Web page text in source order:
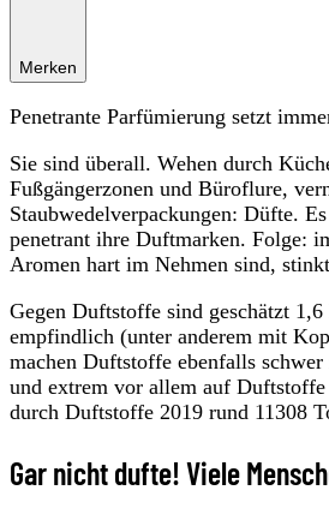
Merken
Penetrante Parfümierung setzt
Sie sind überall. Wehen durch
Fußgängerzonen und Büroflure,
Staubwedelverpackungen: Düfte.
penetrant ihre Duftmarken. Folge:
Aromen hart im Nehmen sind,
Gegen Duftstoffe sind geschätzt
empfindlich (unter anderem mit
machen Duftstoffe ebenfalls
und extrem vor allem auf
durch Duftstoffe 2019 rund 11308
Gar nicht dufte! Viele